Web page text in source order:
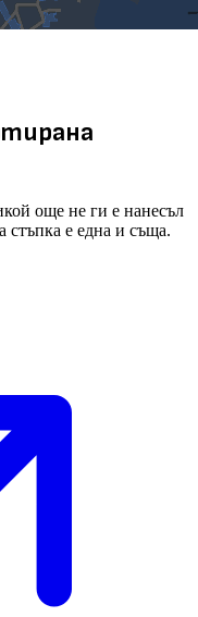
още не ги е нанесъл
стъпка е една и съща.